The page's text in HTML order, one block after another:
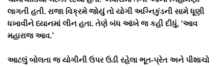
લાગતી હતી. રાજા વિક્રમે જોયું તો યોગી અગ્નિકુંડની સામે ધૂણી
ધખાવીને ધ્યાનમાં લીન હતા. તેણે બંધ આંખે જ કહી દીધું, ‘આવ
મહારાજ આવ.’
આટલું બોલતા જ યોગીની ઉપર ઉડી રહેલા ભૂત-પ્રેત અને પીશાચો